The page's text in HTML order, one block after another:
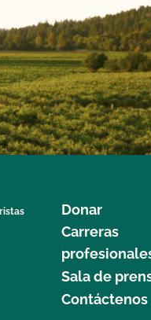
Donar
Carreras
Sala de
Contáctenos